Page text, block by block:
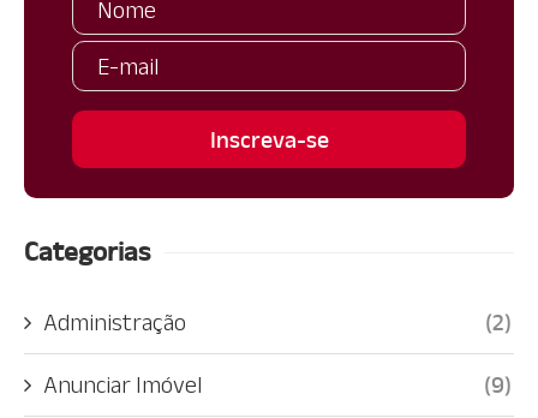
Categorias
Administração (2)
Anunciar Imóvel (9)